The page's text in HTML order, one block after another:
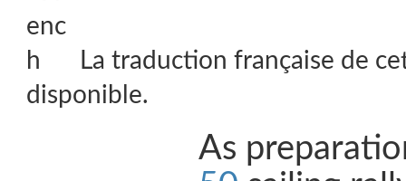
La traduction française de
disponible.
As